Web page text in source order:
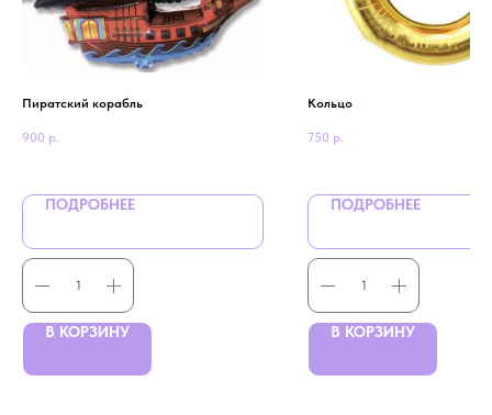
Пиратский корабль
900 р.
ПОДРОБНЕЕ
В КОРЗИНУ
Кольцо
750 р.
ПОДРОБНЕЕ
В КОРЗИНУ